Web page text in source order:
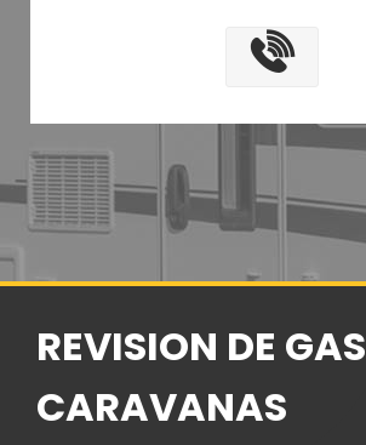
REVISION DE GAS
CARAVANAS